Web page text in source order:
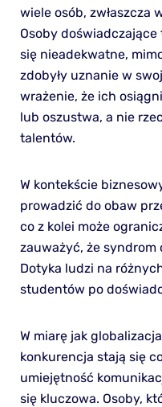
wiele osób, zwłaszcza
Osoby
się nieadekwatne,
zdobyły uznanie w
wrażenie, że ich
lub oszustwa, a nie
talentów.
W kontekście
prowadzić do obaw
co z kolei może
zauważyć, że syndrom
Dotyka ludzi na
studentów po
W miarę jak
konkurencja stają się
umiejętność
się kluczowa. Osoby,